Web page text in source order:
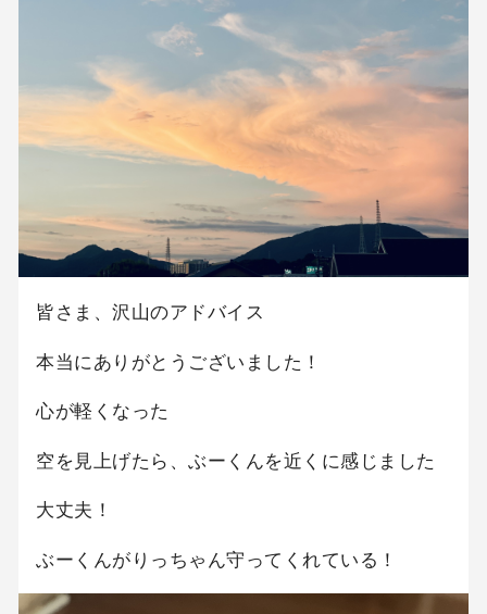
皆さま、沢山のアドバイス
本当にありがとうございました！
心が軽くなった
空を見上げたら、ぶーくんを近くに感じました
大丈夫！
ぶーくんがりっちゃん守ってくれている！